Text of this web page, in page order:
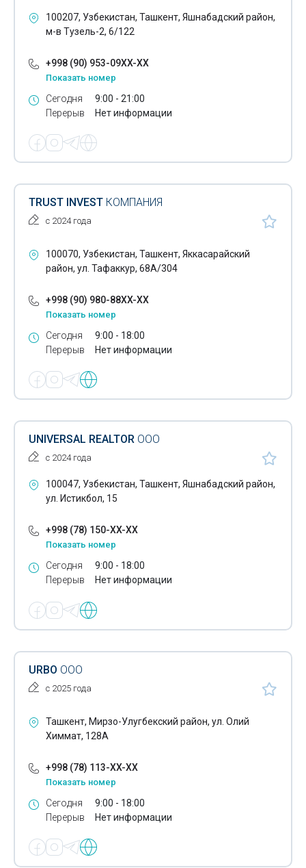
100207, Узбекистан, Ташкент, Яшнабадский район,
м-в Тузель-2, 6/122
+998 (90) 953-09XX-XX
Показать номер
Сегодня
Перерыв
9:00 - 21:00
Нет информации
TRUST INVEST КОМПАНИЯ
с 2024 года
100070, Узбекистан, Ташкент, Яккасарайский
район, ул. Тафаккур, 68А/304
+998 (90) 980-88XX-XX
Показать номер
Сегодня
Перерыв
9:00 - 18:00
Нет информации
UNIVERSAL REALTOR ООО
с 2024 года
100047, Узбекистан, Ташкент, Яшнабадский район,
ул. Истикбол, 15
+998 (78) 150-XX-XX
Показать номер
Сегодня
Перерыв
9:00 - 18:00
Нет информации
URBO ООО
с 2025 года
Ташкент, Мирзо-Улугбекский район, ул. Олий
Химмат, 128А
+998 (78) 113-XX-XX
Показать номер
Сегодня
Перерыв
9:00 - 18:00
Нет информации